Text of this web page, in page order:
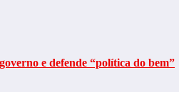
e defende “política do bem”